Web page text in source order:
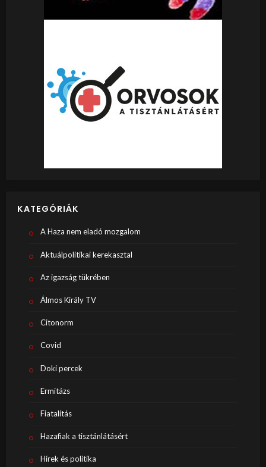
KATEGÓRIÁK
A Haza nem eladó mozgalom
Aktuálpolitikai kerekasztal
Az igazság tükrében
Álmos Király TV
Citonorm
Covid
Doki percek
Ermitázs
Fiatalítás
Hazafiak a tisztánlátásért
Hírek és politika